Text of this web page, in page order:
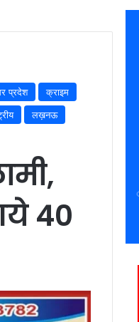
प्रदेश
क्राइम
लख़नऊ
40